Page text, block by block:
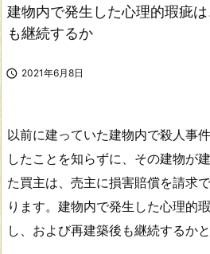
建物内で発生した心理的瑕疵
も継続するか
 2021年6月8日
以前に建っていた建物内で殺人事
したことを知らずに、その建物が
た買主は、売主に損害賠償を請求
ります。建物内で発生した心理的
し、および再建築後も継続するか